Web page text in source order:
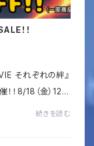
！！
それぞれの絆』
！8/18（金）12：
続きを読む